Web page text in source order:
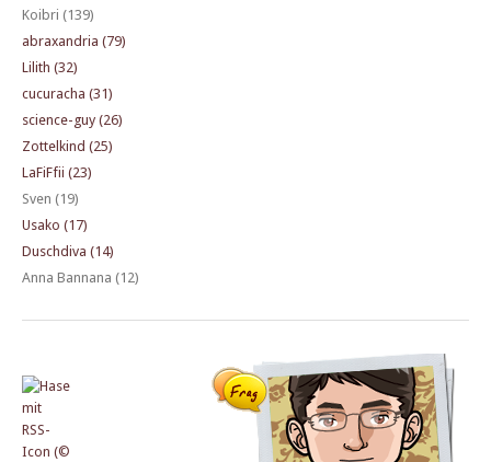
Koibri (139)
abraxandria (79)
Lilith (32)
cucuracha (31)
science-guy (26)
Zottelkind (25)
LaFiFfii (23)
Sven (19)
Usako (17)
Duschdiva (14)
Anna Bannana (12)